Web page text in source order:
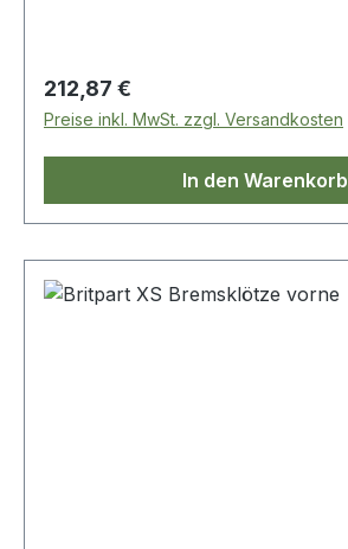
Regulärer Preis:
212,87 €
Preise inkl. MwSt. zzgl. Versandkosten
In den Warenkorb